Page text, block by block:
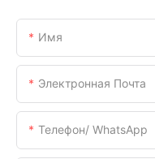
Имя
Электронная Почта
Телефон/ WhatsApp